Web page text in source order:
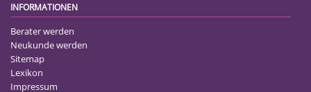
INFORMATIONEN
Berater werden
Neukunde werden
Sitemap
Lexikon
Impressum